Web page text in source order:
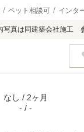
ペット相談可 インタ
真は同建築会社施工
なし / 2ヶ月
- / -